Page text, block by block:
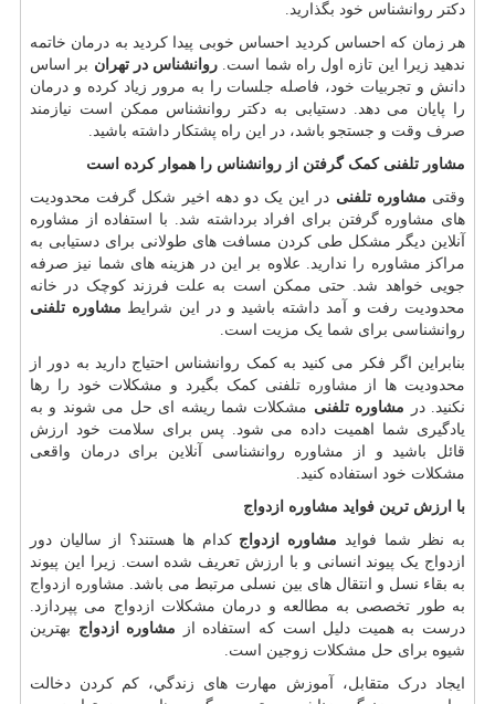
دکتر روانشناس خود بگذارید.
هر زمان که احساس کردید احساس خوبی پیدا کردید به درمان خاتمه
ندهید زیرا این تازه اول راه شما است. روانشناس در تهران بر اساس
دانش و تجربیات خود، فاصله جلسات را به مرور زیاد کرده و درمان
را پایان می دهد. دستیابی به دکتر روانشناس ممکن است نیازمند
صرف وقت و جستجو باشد، در این راه پشتکار داشته باشید.
مشاور تلفنی کمک گرفتن از روانشناس را هموار کرده است
وقتی مشاوره تلفنی در این یک دو دهه اخیر شکل گرفت محدودیت
های مشاوره گرفتن برای افراد برداشته شد. با استفاده از مشاوره
آنلاین دیگر مشکل طی کردن مسافت های طولانی برای دستیابی به
مراکز مشاوره را ندارید. علاوه بر این در هزینه های شما نیز صرفه
جویی خواهد شد. حتی ممکن است به علت فرزند کوچک در خانه
محدودیت رفت و آمد داشته باشید و در این شرایط مشاوره تلفنی
روانشناسی برای شما یک مزیت است.
بنابراین اگر فکر می کنید به کمک روانشناس احتیاج دارید به دور از
محدودیت ها از مشاوره تلفنی کمک بگیرد و مشکلات خود را رها
نکنید. در مشاوره تلفنی مشکلات شما ریشه ای حل می شوند و به
یادگیری شما اهمیت داده می شود. پس برای سلامت خود ارزش
قائل باشید و از مشاوره روانشناسی آنلاین برای درمان واقعی
مشکلات خود استفاده کنید.
با ارزش ترین فواید مشاوره ازدواج
به نظر شما فواید مشاوره ازدواج کدام ها هستند؟ از سالیان دور
ازدواج یک پیوند انسانی و با ارزش تعریف شده است. زیرا این پیوند
به بقاء نسل و انتقال های بین نسلی مرتبط می باشد. مشاوره ازدواج
به طور تخصصی به مطالعه و درمان مشکلات ازدواج می پپردازد.
درست به همیت دلیل است که استفاده از مشاوره ازدواج بهترین
شیوه برای حل مشکلات زوجین است.
ایجاد درک متقابل، آموزش مهارت های زندگي، کم کردن دخالت